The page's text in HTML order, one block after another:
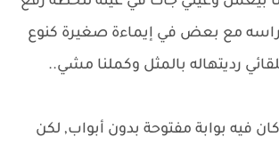
وراسه مع بعض في إيماءة صغيرة كنوع
رديتهاله بالمثل وكملنا مشي..
فيه بوابة مفتوحة بدون أبواب, لكن